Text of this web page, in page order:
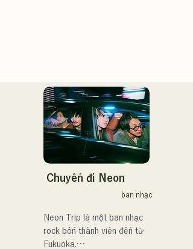
Chuyến đi Neon
ban nhạc
Neon Trip là một ban nhạc
rock bốn thành viên đến từ
Fukuoka.